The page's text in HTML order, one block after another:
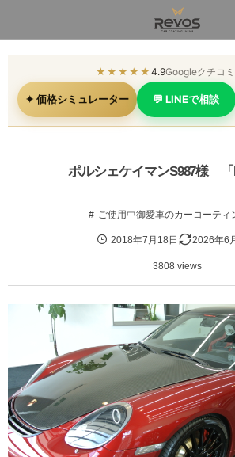
★★★★★ 4.9Googleクチコ
✦ 価格シミュレーター 💬 LINEで相談
ポルシェケイマンS987様 「
ご使用中御愛車のカーコーティ
2018年7月18日 2026年6
3808 views